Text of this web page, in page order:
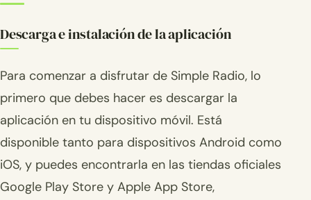
Descarga e instalación de la aplicación
Para comenzar a disfrutar de Simple Radio, lo
primero que debes hacer es descargar la
aplicación en tu dispositivo móvil. Está
disponible tanto para dispositivos Android como
iOS, y puedes encontrarla en las tiendas oficiales
Google Play Store y Apple App Store,